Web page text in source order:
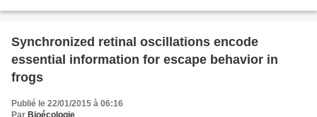
Synchronized retinal oscillations encode
essential information for escape behavior in
frogs
Publié le 22/01/2015 à 06:16